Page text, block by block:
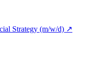
Strategy (m/w/d) ↗